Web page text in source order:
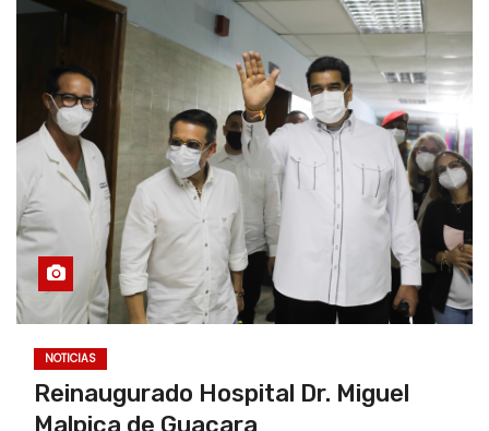
NOTICIAS
Reinaugurado Hospital Dr. Miguel
Malpica de Guacara